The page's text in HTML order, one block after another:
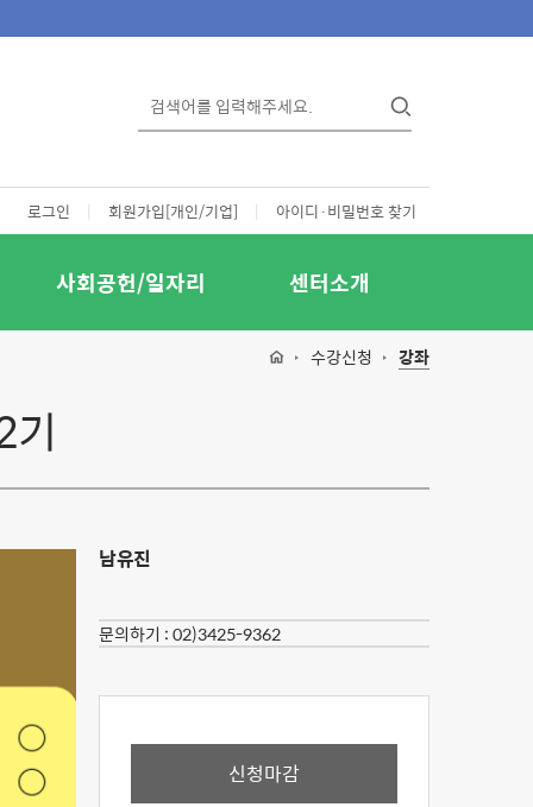
로그인 | 회원가입[개인/기업] | 아이디·비밀번호 찾기
사회공헌/일자리 센터소개
수강신청 강좌
기
남유진
문의하기 :02)3425-9362
신청마감